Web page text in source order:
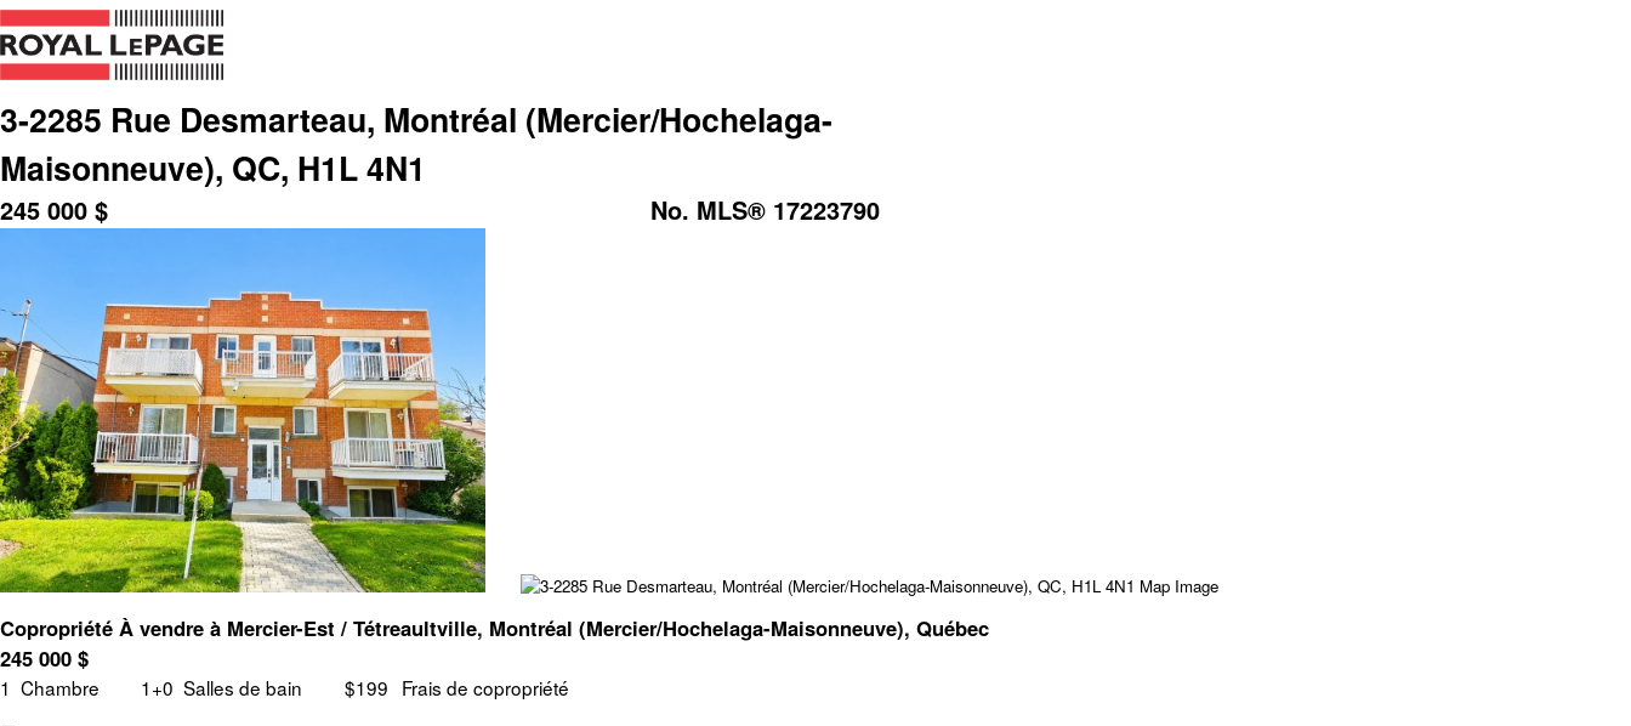
3-2285 Rue Desmarteau, Montréal (Mercier/Hochelaga-
Maisonneuve), QC, H1L 4N1
245 000 $ No. MLS® 17223790
Copropriété À vendre à Mercier-Est / Tétreaultville, Montréal (Mercier/Hochelaga-Maisonneuve), Québec
245 000 $
1 Chambre 1+0 Salles de bain $199 Frais de copropriété